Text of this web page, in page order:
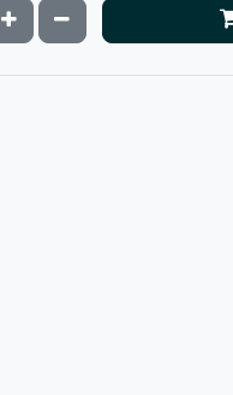
Kasvata määrää
Vähennä määrää